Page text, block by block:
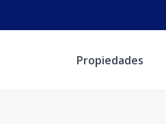
Propiedades